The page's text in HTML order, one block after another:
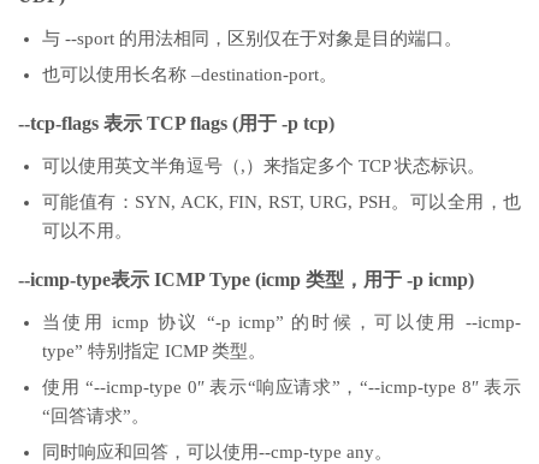
与 --sport 的用法相同，区别仅在于对象是目的端口。
也可以使用长名称 –destination-port。
--tcp-flags 表示 TCP flags (用于 -p tcp)
可以使用英文半角逗号（,）来指定多个 TCP 状态标识。
可能值有：SYN, ACK, FIN, RST, URG, PSH。可以全用，也
可以不用。
--icmp-type表示 ICMP Type (icmp 类型，用于 -p icmp)
当使用 icmp 协议 “-p icmp” 的时候，可以使用 --icmp-
type” 特别指定 ICMP 类型。
使用 “--icmp-type 0″ 表示“响应请求”，“--icmp-type 8″ 表示
“回答请求”。
同时响应和回答，可以使用--cmp-type any。